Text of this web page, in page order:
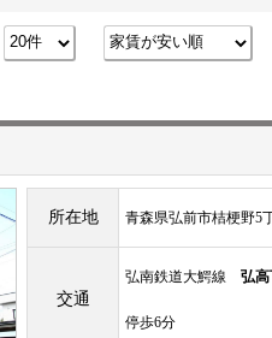
所在地 青森県弘前市桔梗野5
交通
弘南鉄道大鰐線 弘
停歩6分